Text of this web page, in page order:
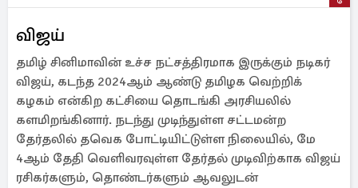
விஜய்
தமிழ் சினிமாவின் உச்ச நட்சத்திரமாக இருக்கும் நடிகர்
விஜய், கடந்த 2024ஆம் ஆண்டு தமிழக வெற்றிக்
கழகம் என்கிற கட்சியை தொடங்கி அரசியலில்
களமிறங்கினார். நடந்து முடிந்துள்ள சட்டமன்ற
தேர்தலில் தவெக போட்டியிட்டுள்ள நிலையில், மே
4ஆம் தேதி வெளிவரவுள்ள தேர்தல் முடிவிற்காக விஜய்
ரசிகர்களும், தொண்டர்களும் ஆவலுடன்